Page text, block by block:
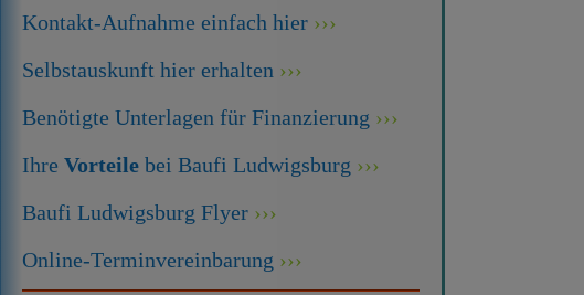
Kontakt-Aufnahme einfach hier
Selbstauskunft hier erhalten
Benötigte Unterlagen für Finanzierung
Ihre Vorteile bei Baufi Ludwigsburg
Baufi Ludwigsburg Flyer
Online-Terminvereinbarung